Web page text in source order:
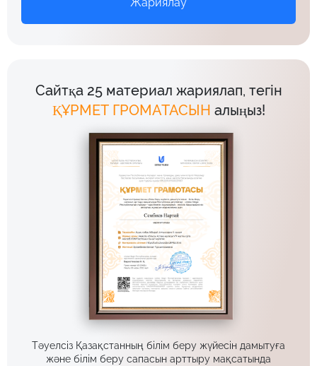
Сайтқа 25 материал жариялап, тегін
ҚҰРМЕТ ГРОМАТАСЫН алыңыз!
Тәуелсіз Қазақстанның білім беру жүйесін дамытуға
және білім беру сапасын арттыру мақсатында